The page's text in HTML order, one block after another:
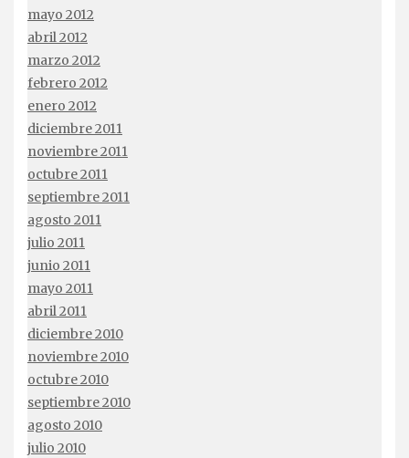
mayo 2012
abril 2012
marzo 2012
febrero 2012
enero 2012
diciembre 2011
noviembre 2011
octubre 2011
septiembre 2011
agosto 2011
julio 2011
junio 2011
mayo 2011
abril 2011
diciembre 2010
noviembre 2010
octubre 2010
septiembre 2010
agosto 2010
julio 2010